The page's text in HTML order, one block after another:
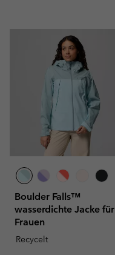
Boulder Falls™
wasserdichte Jacke für
Frauen
Recycelt